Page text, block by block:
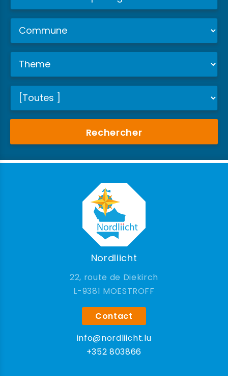
Rechercher
Nordliicht
22, route de Diekirch
9381 MOESTROFF
Contact
info@nordliicht.lu
+352 803866